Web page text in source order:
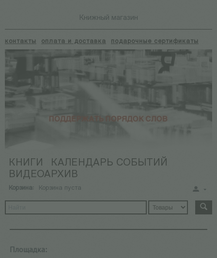
Книжный магазин
контакты оплата и доставка подарочные сертификаты
КНИГИ
КАЛЕНДАРЬ СОБЫТИЙ
ВИДЕОАРХИВ
Корзина: Корзина пуста
Площадка: